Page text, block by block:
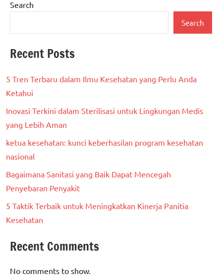
Search
Search
Recent Posts
5 Tren Terbaru dalam Ilmu Kesehatan yang Perlu Anda
Ketahui
Inovasi Terkini dalam Sterilisasi untuk Lingkungan Medis
yang Lebih Aman
ketua kesehatan: kunci keberhasilan program kesehatan
nasional
Bagaimana Sanitasi yang Baik Dapat Mencegah
Penyebaran Penyakit
5 Taktik Terbaik untuk Meningkatkan Kinerja Panitia
Kesehatan
Recent Comments
No comments to show.